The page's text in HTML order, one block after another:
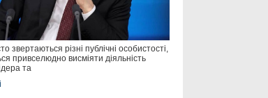
звертаються різні публічні особистості,
привселюдно висміяти діяльність
та